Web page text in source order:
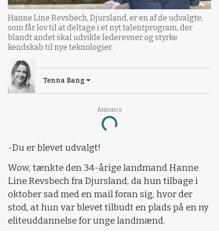
Annonce
Loading...
Hanne Line Revsbech, Djursland, er en af de udvalgte,
som får lov til at deltage i et nyt talentprogram, der
blandt andet skal udvikle lederevner og styrke
kendskab til nye teknologier.
Tenna Bang
-Du er blevet udvalgt!
Wow, tænkte den 34-årige landmand Hanne
Line Revsbech fra Djursland, da hun tilbage i
oktober sad med en mail foran sig, hvor der
stod, at hun var blevet tilbudt en plads på en ny
eliteuddannelse for unge landmænd.